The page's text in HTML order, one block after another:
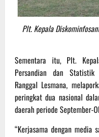
Plt. Kepala
Sementara itu, Plt.
Persandian dan
Ranggal Lesmana,
peringkat dua nasional
daerah periode September-
“Kerjasama dengan